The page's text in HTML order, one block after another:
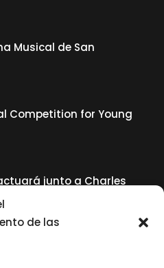
de las
Musical de San
Competition for Young
junto a Charles